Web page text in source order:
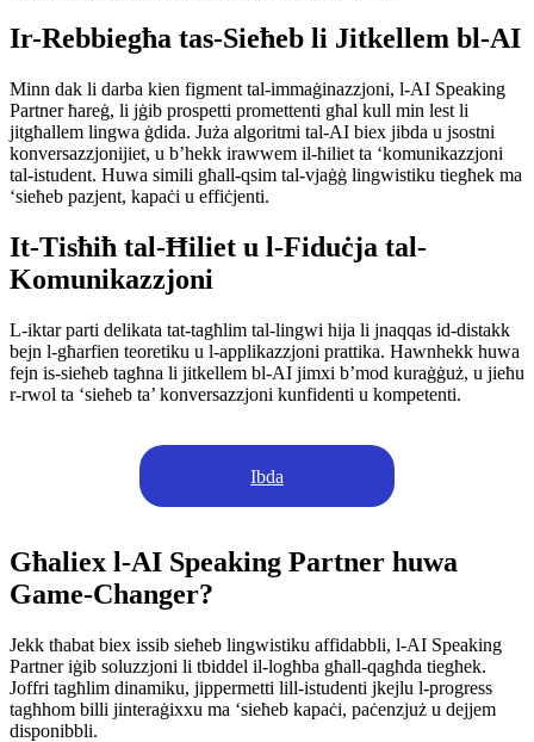
Ir-Rebbiegħa tas-Sieħeb li Jitkellem bl-AI
Minn dak li darba kien figment tal-immaġinazzjoni, l-AI Speaking
Partner ħareġ, li jġib prospetti promettenti għal kull min lest li
jitgħallem lingwa ġdida. Juża algoritmi tal-AI biex jibda u jsostni
konversazzjonijiet, u b’hekk irawwem il-ħiliet ta ‘komunikazzjoni
tal-istudent. Huwa simili għall-qsim tal-vjaġġ lingwistiku tiegħek ma
‘sieħeb pazjent, kapaċi u effiċjenti.
It-Tisħiħ tal-Ħiliet u l-Fiduċja tal-
Komunikazzjoni
L-iktar parti delikata tat-tagħlim tal-lingwi hija li jnaqqas id-distakk
bejn l-għarfien teoretiku u l-applikazzjoni prattika. Hawnhekk huwa
fejn is-sieħeb tagħna li jitkellem bl-AI jimxi b’mod kuraġġuż, u jieħu
r-rwol ta ‘sieħeb ta’ konversazzjoni kunfidenti u kompetenti.
Ibda
Għaliex l-AI Speaking Partner huwa
Game-Changer?
Jekk tħabat biex issib sieħeb lingwistiku affidabbli, l-AI Speaking
Partner iġib soluzzjoni li tbiddel il-logħba għall-qagħda tiegħek.
Joffri tagħlim dinamiku, jippermetti lill-istudenti jkejlu l-progress
tagħhom billi jinteraġixxu ma ‘sieħeb kapaċi, paċenzjuż u dejjem
disponibbli.